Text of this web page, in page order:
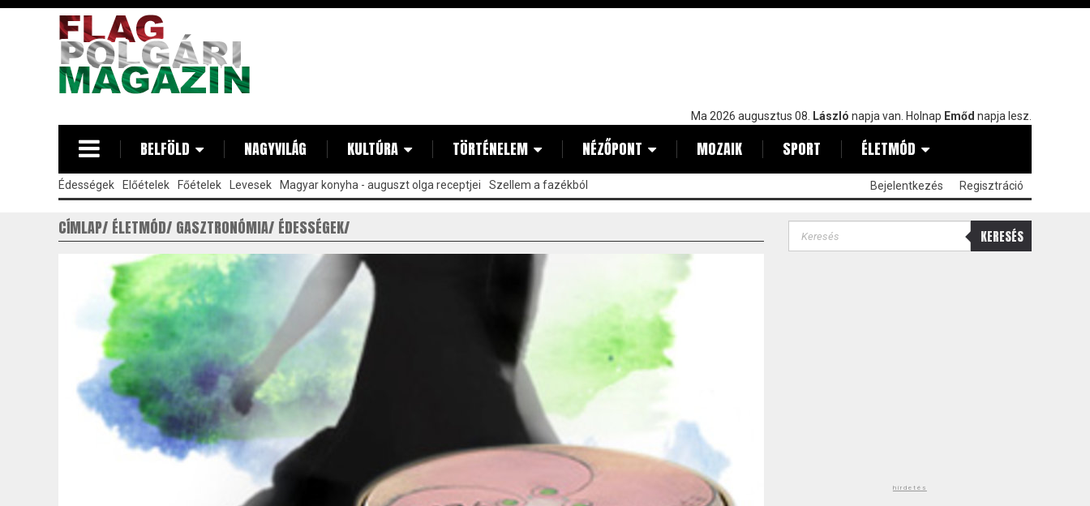
Ma 2026 augusztus 08. László napja van. Holnap Emőd napja lesz.
BELFÖLD NAGYVILÁG KULTÚRA TÖRTÉNELEM NÉZŐPONT MOZAIK SPORT ÉLETMÓD
Édességek Előételek Főételek Levesek Magyar konyha - auguszt olga receptjei Szellem a fazékból Bejelentkezés Regisztráció
CÍMLAP ÉLETMÓD GASZTRONÓMIA ÉDESSÉGEK KERESÉS
hirdetés